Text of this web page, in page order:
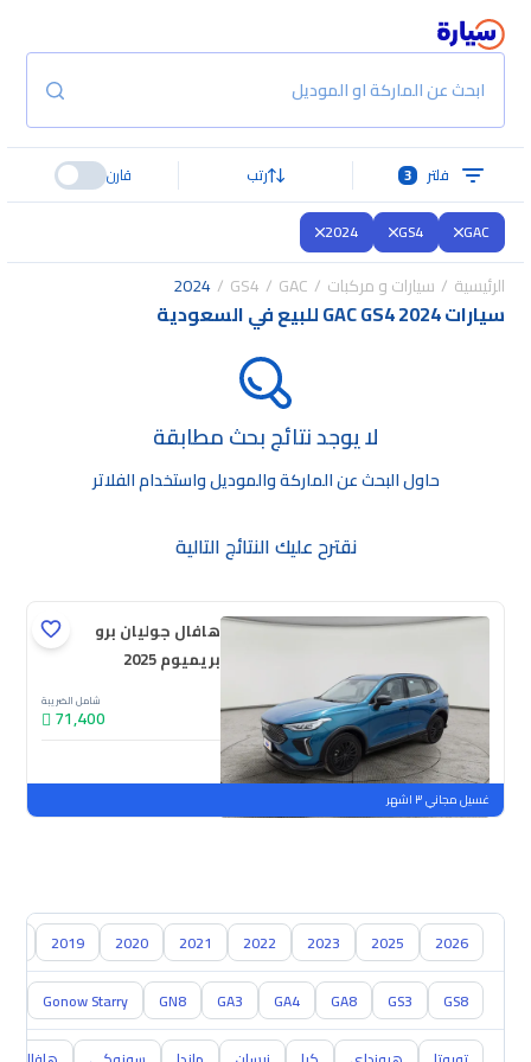
ابحث عن الماركة او الموديل
فلتر 3 رتب قارن
GAC
GS4
2024
الرئيسية سيارات و مركبات GAC
GS4
2024
سيارات GAC GS4 2024 للبيع في السعودية
لا يوجد نتائج بحث مطابقة
حاول البحث عن الماركة والموديل واستخدام الفلاتر
نقترح عليك النتائج التالية
هافال جوليان برو
بريميوم 2025
شامل الضريبة
71,400
جديدة
ملوحة
غسيل مجاني ٣ اشهر
2026
2025
2023
2022
2021
2020
2019
GS8
GS3
GA8
GA4
GA3
GN8
Gonow Starry